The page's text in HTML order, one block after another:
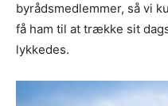
byrådsmedlemmer, så vi
få ham til at trække sit
lykkedes.